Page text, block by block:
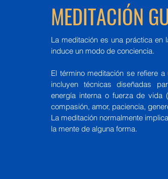
MEDITACIÓN
La meditación es una práctica en
induce un modo de conciencia.
El término meditación se refiere
incluyen técnicas diseñadas
energía interna o fuerza de vida
compasión, amor, paciencia,
La meditación normalmente
la mente de alguna forma.